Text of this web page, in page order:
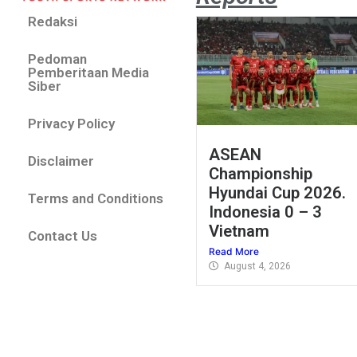
Redaksi
Pedoman
Pemberitaan Media
Siber
Privacy Policy
Disclaimer
Terms and Conditions
Contact Us
ASEAN
Championship
Hyundai Cup 2026.
Indonesia 0 – 3
Vietnam
Read More
August 4, 2026